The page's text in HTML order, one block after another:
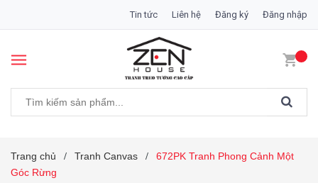
Tin tức Liên hệ Đăng ký Đăng nhập
Trang chủ / Tranh Canvas /
672PK Tranh Phong Cảnh Một
Góc Rừng